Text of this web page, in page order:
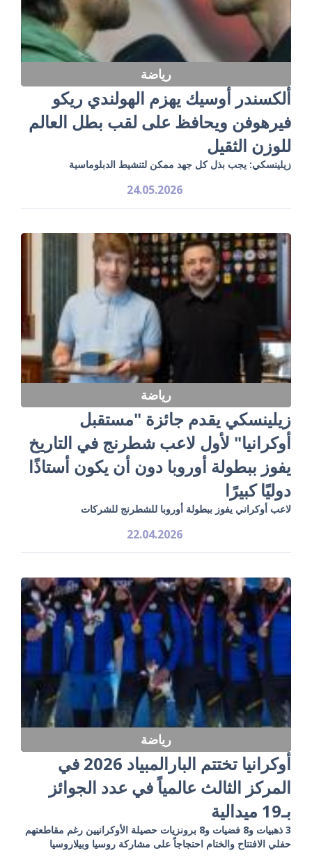
رياضة
ألكسندر أوسيك يهزم الهولندي ريكو
فيرهوفن ويحافظ على لقب بطل العالم
للوزن الثقيل
زيلينسكي: يجب بذل كل جهد ممكن لتنشيط الدبلوماسية
24.05.2026
رياضة
زيلينسكي يقدم جائزة "مستقبل
أوكرانيا" لأول لاعب شطرنج في التاريخ
يفوز ببطولة أوروبا دون أن يكون أستاذًا
دوليًا كبيرًا
لاعب أوكراني يفوز ببطولة أوروبا للشطرنج للشركات
22.04.2026
رياضة
أوكرانيا تختتم البارالمبياد 2026 في
المركز الثالث عالمياً في عدد الجوائز
بـ19 ميدالية
3 ذهبيات و8 فضيات و8 برونزيات حصيلة الأوكرانيين رغم مقاطعتهم
حفلي الافتتاح والختام احتجاجاً على مشاركة روسيا وبيلاروسيا